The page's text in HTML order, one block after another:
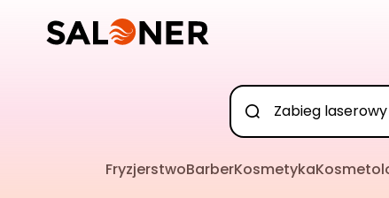
FryzjerstwoBarberKosmetyka